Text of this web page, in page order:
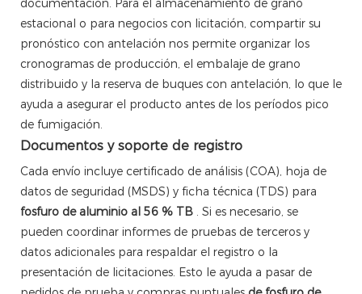
documentación. Para el almacenamiento de grano
estacional o para negocios con licitación, compartir su
pronóstico con antelación nos permite organizar los
cronogramas de producción, el embalaje de grano
distribuido y la reserva de buques con antelación, lo que le
ayuda a asegurar el producto antes de los períodos pico
de fumigación.
Documentos y soporte de registro
Cada envío incluye certificado de análisis (COA), hoja de
datos de seguridad (MSDS) y ficha técnica (TDS) para
fosfuro de aluminio al 56 % TB . Si es necesario, se
pueden coordinar informes de pruebas de terceros y
datos adicionales para respaldar el registro o la
presentación de licitaciones. Esto le ayuda a pasar de